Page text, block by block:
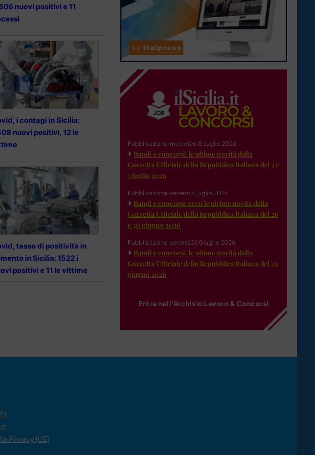
nuovi positivi e 11
i contagi in Sicilia:
nuovi positivi, 12 le
tasso di positività in
in Sicilia: 1522 i
positivi e 11 le vittime
Pubblicazione: mercoledì 8 Luglio 2026
Bandi e concorsi: le ultime novità dalla
Gazzetta Ufficiale della Repubblica Italiana del 3 e
7 luglio 2026
Pubblicazione: venerdì 3 Luglio 2026
Bandi e concorsi: ecco le ultime novità dalla
Gazzetta Ufficiale della Repubblica Italiana del 26
e 30 giugno 2026
Pubblicazione: venerdì 26 Giugno 2026
Bandi e concorsi: le ultime novità dalla
Gazzetta Ufficiale della Repubblica Italiana del 23
giugno 2026
Entra nell'Archivio Lavoro & Concorsi
Privacy (UE)